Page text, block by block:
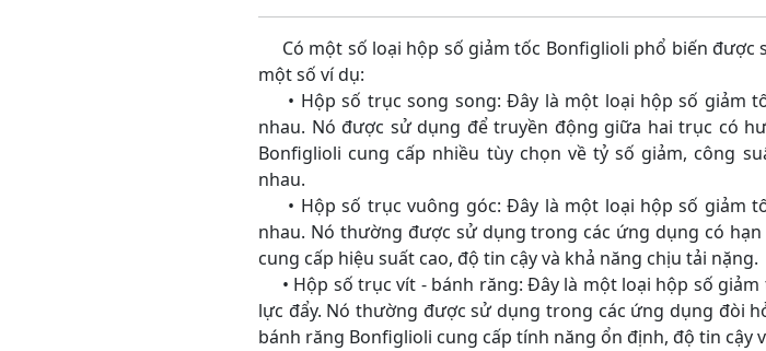
Có một số loại hộp số giảm tốc Bonfiglioli phổ biến được
một số ví dụ:
• Hộp số trục song song: Đây là một loại hộp số giảm
nhau. Nó được sử dụng để truyền động giữa hai trục có
Bonfiglioli cung cấp nhiều tùy chọn về tỷ số giảm, công
nhau.
• Hộp số trục vuông góc: Đây là một loại hộp số giảm
nhau. Nó thường được sử dụng trong các ứng dụng có
cung cấp hiệu suất cao, độ tin cậy và khả năng chịu tải nặng.
• Hộp số trục vít - bánh răng: Đây là một loại hộp số
lực đẩy. Nó thường được sử dụng trong các ứng dụng đòi
bánh răng Bonfiglioli cung cấp tính năng ổn định, độ tin cậy